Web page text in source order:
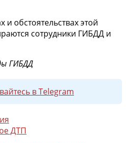
обстоятельствах этой
сотрудники ГИБДД и
ГИБДД
в Telegram
ДТП